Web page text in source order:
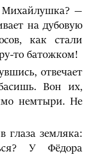
—
на дубовую
как стали
то батожком!
отвечает
Вон их,
немтыри. Не
глаза земляка:
У Фёдора